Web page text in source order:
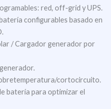
red, off-grid y UPS.
configurables basado en
/ Cargador generador por
cortocircuito.
batería para optimizar el